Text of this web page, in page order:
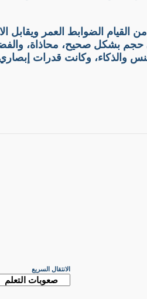
القيام الضوابط العمر ويقابل
حجم بشكل صحيح، محاذاة،
الانتقال السريع